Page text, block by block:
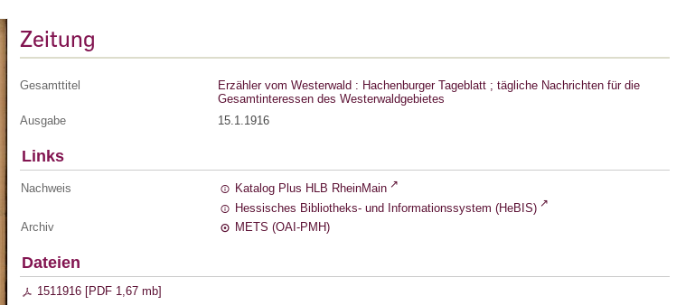
Zeitung
Gesamttitel
Erzähler vom Westerwald : Hachenburger Tageblatt ; tägliche Nachrichten für die
Gesamtinteressen des Westerwaldgebietes
Ausgabe
15.1.1916
Links
Nachweis
Katalog Plus HLB RheinMain
Hessisches Bibliotheks- und Informationssystem (HeBIS)
Archiv
METS (OAI-PMH)
Dateien
1511916 [PDF 1,67 mb]